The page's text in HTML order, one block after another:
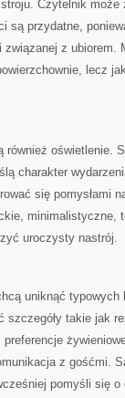
Czytelnik
są przydatne,
z ubiorem.
lecz
oświetlenie.
charakter
się pomysłami
minimalistyczne,
uroczysty nastrój.
uniknąć typowych
szczegóły takie jak
z gośćmi.
pomyśli się